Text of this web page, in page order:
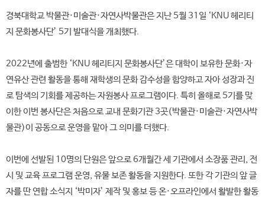
경북대학교 박물관·미술관·자연사박물관은 지난 5월 31일 ‘KNU 헤리티
지 문화봉사단’ 5기 발대식을 개최했다.
2022년에 출범한 ‘KNU 헤리티지 문화봉사단’은 대학이 보유한 문화·자
연유산 관련 활동을 통해 재학생의 문화 감수성을 함양하고 자아 성장과 진
로 탐색의 기회를 제공하는 자원봉사 프로그램이다. 특히 올해로 5기를 맞
이한 이번 봉사단은 처음으로 교내 문화기관 3곳(박물관·미술관·자연사박
물관)이 공동으로 운영을 맡아 그 의미를 더했다.
이번에 선발된 10명의 단원은 앞으로 6개월간 세 기관에서 소장품 관리, 전
시 및 교육 프로그램 운영, 유물 보존 활동을 지원한다. 또한 각 기관의 앞 글
자를 딴 연합 소식지 ‘박미자’ 제작 및 홍보 등 온·오프라인에서 활발한 활동